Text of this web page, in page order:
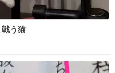
戦う猫